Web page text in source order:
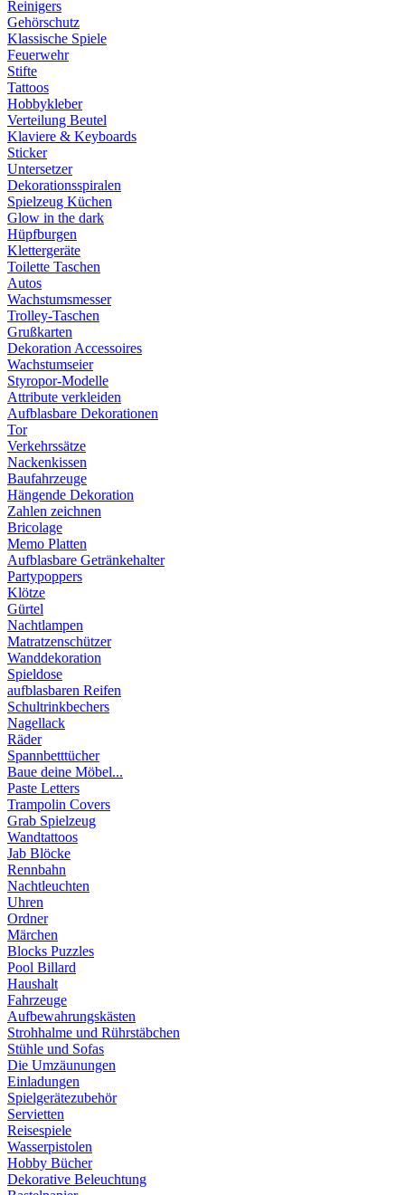
Reinigers
Gehörschutz
Klassische Spiele
Feuerwehr
Stifte
Tattoos
Hobbykleber
Verteilung Beutel
Klaviere & Keyboards
Sticker
Untersetzer
Dekorationsspiralen
Spielzeug Küchen
Glow in the dark
Hüpfburgen
Klettergeräte
Toilette Taschen
Autos
Wachstumsmesser
Trolley-Taschen
Grußkarten
Dekoration Accessoires
Wachstumseier
Styropor-Modelle
Attribute verkleiden
Aufblasbare Dekorationen
Tor
Verkehrssätze
Nackenkissen
Baufahrzeuge
Hängende Dekoration
Zahlen zeichnen
Bricolage
Memo Platten
Aufblasbare Getränkehalter
Partypoppers
Klötze
Gürtel
Nachtlampen
Matratzenschützer
Wanddekoration
Spieldose
aufblasbaren Reifen
Schultrinkbechers
Nagellack
Räder
Spannbetttücher
Baue deine Möbel...
Paste Letters
Trampolin Covers
Grab Spielzeug
Wandtattoos
Jab Blöcke
Rennbahn
Nachtleuchten
Uhren
Ordner
Märchen
Blocks Puzzles
Pool Billard
Haushalt
Fahrzeuge
Aufbewahrungskästen
Strohhalme und Rührstäbchen
Stühle und Sofas
Die Umzäunungen
Einladungen
Spielgerätezubehör
Servietten
Reisespiele
Wasserpistolen
Hobby Bücher
Dekorative Beleuchtung